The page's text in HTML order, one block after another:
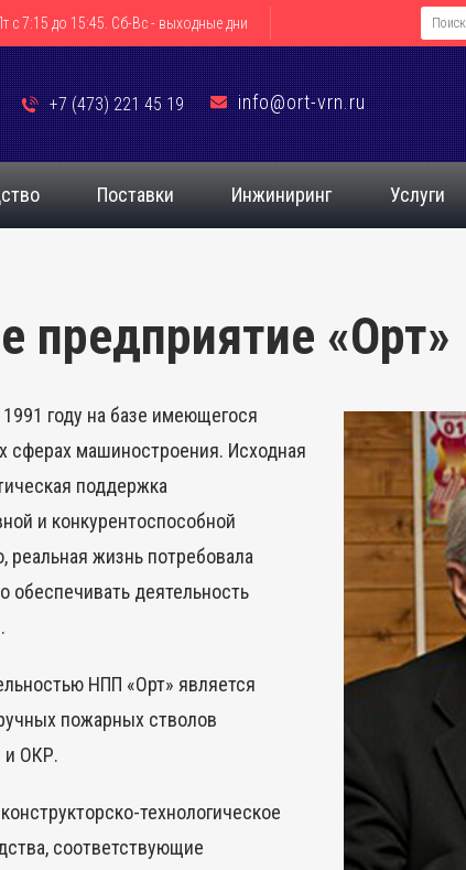
с 7:15 до 15:45. Сб-Вс - выходные дни
+7 (473) 221 45 19 info@ort-vrn.ru
Поставки Инжиниринг Услуги
предприятие «Орт»
году на базе имеющегося
сферах машиностроения. Исходная
поддержка
и конкурентоспособной
реальная жизнь потребовала
обеспечивать деятельность
НПП «Орт» является
пожарных стволов
и ОКР.
технологическое
соответствующие